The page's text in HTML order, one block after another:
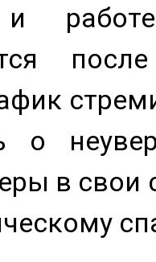
о
в свои